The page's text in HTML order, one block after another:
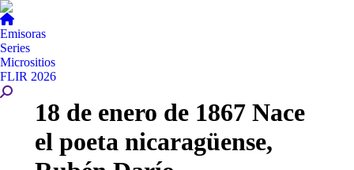
Emisoras
Series
Micrositios
FLIR 2026
Buscar:
18 de enero de 1867 Nace
el poeta nicaragüense,